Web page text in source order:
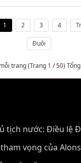
tai nạn cháy xe
1 2 3 4
Đuôi
trang (Trang 1 / 50)
tịch nước: Điều lệ
dàivọng của